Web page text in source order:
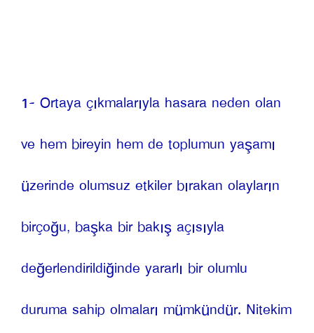
1- Ortaya çıkmalarıyla hasara neden olan
ve hem bireyin hem de toplumun yaşamı
üzerinde olumsuz etkiler bırakan olayların
birçoğu, başka bir bakış açısıyla
değerlendirildiğinde yararlı bir olumlu
duruma sahip olmaları mümkündür. Nitekim